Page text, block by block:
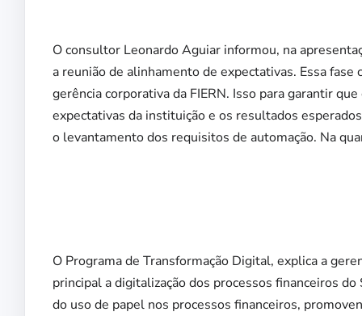
O consultor Leonardo Aguiar informou, na
a reunião de alinhamento de expectativas. Essa
gerência corporativa da FIERN. Isso para garantir
expectativas da instituição e os resultados
o levantamento dos requisitos de automação. Na
O Programa de Transformação Digital, explica a
principal a digitalização dos processos financeiros
do uso de papel nos processos financeiros,